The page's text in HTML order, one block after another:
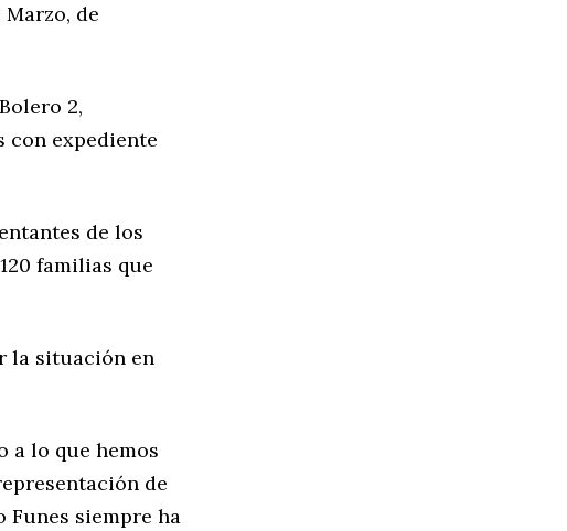
de
2,
con expediente
de los
familias que
la situación en
a lo que hemos
de
siempre ha